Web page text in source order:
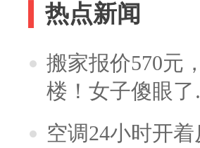
热点新闻
搬家报价570元
楼！女子傻眼
空调24小时开